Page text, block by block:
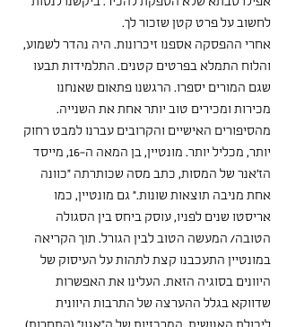
לחשוב על פרט קטן שזכור לך.
אחרי ההפסקה אספנו זיכרונות. היה נהדר לשמוע,
והלוח התמלא בפרטים קטנים. התלמידות תבעו
שגם המורים יספרו. הרגשנו פתאום שאנחנו
מכירות ומכירים טוב יותר אחת את השנייה.
מהסיפורים האישיים והקרובים עברנו למבט רחוק
יותר, מכליל יותר. מונטיין, בן המאה ה-16, מייסד
הז׳אנר של המסות, כתב מסה שכותרתה ״כוונה
אחת מניבה תוצאות שונות.״ גם מונטיין, כמו
אריסטו שנים לפניו, עוסק ביחס בין הסגולה
הטובה/ המעשה הטוב לבין הגורל. תוך הקריאה
במונטיין התעכבנו קצת לתהות על העיסוק של
היוונים בסוגיה הזאת. העלינו את האפשרות
שדווקא בגלל ההערצה של התרבות היוונית